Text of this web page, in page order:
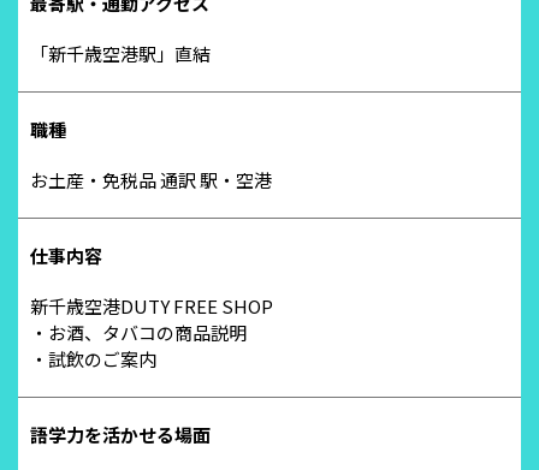
「新千歳空港駅」直結
職種
お土産・免税品 通訳 駅・空港
仕事内容
新千歳空港DUTY FREE SHOP
・お酒、タバコの商品説明
・試飲のご案内
語学力を活かせる場面